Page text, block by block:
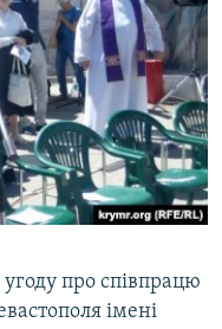
про співпрацю
імені